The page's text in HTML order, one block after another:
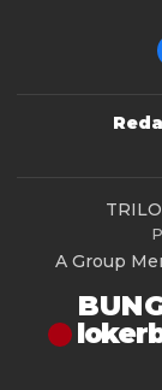
A Group